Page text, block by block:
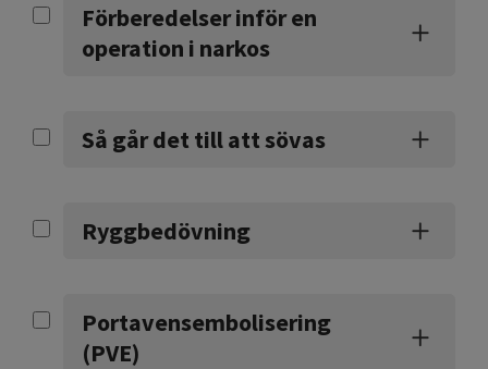
Förberedelser inför en
operation i narkos
Så går det till att sövas
Ryggbedövning
Portavensembolisering
(PVE)